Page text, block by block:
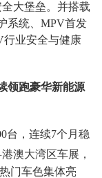
大堡垒。并搭载
系统、MPV首发
行业安全与健康
领跑豪华新能源
台，连续7个月稳
澳大湾区车展，
门车色集体亮